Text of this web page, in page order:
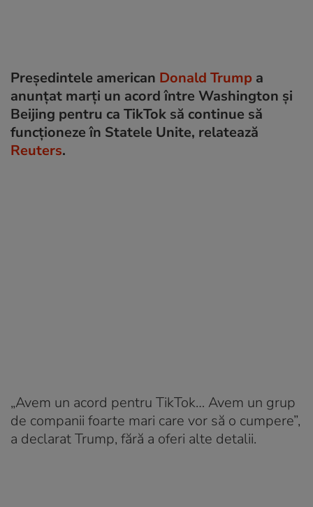
Preşedintele american Donald Trump a
anunţat marţi un acord între Washington și
Beijing pentru ca TikTok să continue să
funcţioneze în Statele Unite, relatează
Reuters.
„Avem un acord pentru TikTok… Avem un grup
de companii foarte mari care vor să o cumpere”,
a declarat Trump, fără a oferi alte detalii.